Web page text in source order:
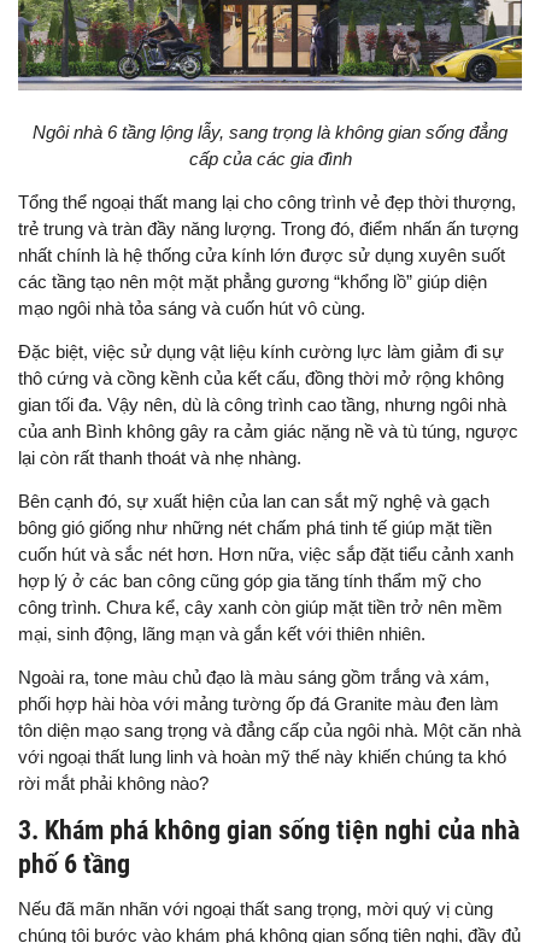
Ngôi nhà 6 tầng lộng lẫy, sang trọng là không gian sống đẳng
cấp của các gia đình
Tổng thể ngoại thất mang lại cho công trình vẻ đẹp thời thượng,
trẻ trung và tràn đầy năng lượng. Trong đó, điểm nhấn ấn tượng
nhất chính là hệ thống cửa kính lớn được sử dụng xuyên suốt
các tầng tạo nên một mặt phẳng gương “khổng lồ” giúp diện
mạo ngôi nhà tỏa sáng và cuốn hút vô cùng.
Đặc biệt, việc sử dụng vật liệu kính cường lực làm giảm đi sự
thô cứng và cồng kềnh của kết cấu, đồng thời mở rộng không
gian tối đa. Vậy nên, dù là công trình cao tầng, nhưng ngôi nhà
của anh Bình không gây ra cảm giác nặng nề và tù túng, ngược
lại còn rất thanh thoát và nhẹ nhàng.
Bên cạnh đó, sự xuất hiện của lan can sắt mỹ nghệ và gạch
bông gió giống như những nét chấm phá tinh tế giúp mặt tiền
cuốn hút và sắc nét hơn. Hơn nữa, việc sắp đặt tiểu cảnh xanh
hợp lý ở các ban công cũng góp gia tăng tính thẩm mỹ cho
công trình. Chưa kể, cây xanh còn giúp mặt tiền trở nên mềm
mại, sinh động, lãng mạn và gắn kết với thiên nhiên.
Ngoài ra, tone màu chủ đạo là màu sáng gồm trắng và xám,
phối hợp hài hòa với mảng tường ốp đá Granite màu đen làm
tôn diện mạo sang trọng và đẳng cấp của ngôi nhà. Một căn nhà
với ngoại thất lung linh và hoàn mỹ thế này khiến chúng ta khó
rời mắt phải không nào?
3. Khám phá không gian sống tiện nghi của nhà
phố 6 tầng
Nếu đã mãn nhãn với ngoại thất sang trọng, mời quý vị cùng
chúng tôi bước vào khám phá không gian sống tiện nghi, đầy đủ